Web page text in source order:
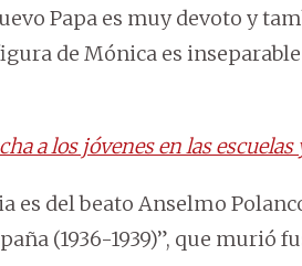
Papa es muy devoto y
de Mónica es
a los jóvenes en las
es del beato Anselmo
(1936-1939)”, que murió